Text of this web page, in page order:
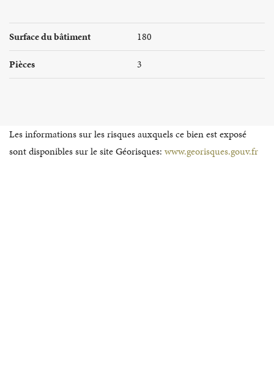
Surface du bâtiment
180
Pièces
3
Les informations sur les risques auxquels ce bien est exposé
sont disponibles sur le site Géorisques: www.georisques.gouv.fr